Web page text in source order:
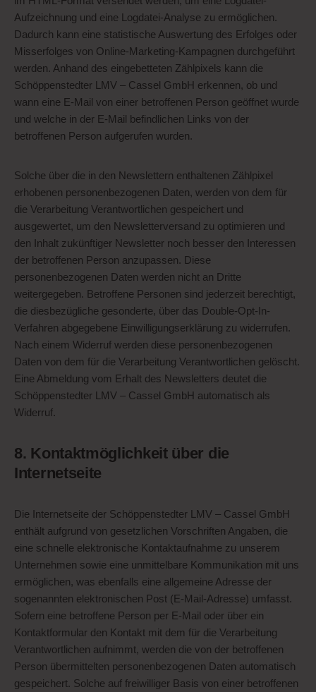
Aufzeichnung und eine Logdatei-Analyse zu ermöglichen.
Dadurch kann eine statistische Auswertung des Erfolges oder
Misserfolges von Online-Marketing-Kampagnen durchgeführt
werden. Anhand des eingebetteten Zählpixels kann die
Schöppenstedter LMV – Cassel GmbH erkennen, ob und
wann eine E-Mail von einer betroffenen Person geöffnet wurde
und welche in der E-Mail befindlichen Links von der
betroffenen Person aufgerufen wurden.
Solche über die in den Newslettern enthaltenen Zählpixel
erhobenen personenbezogenen Daten, werden von dem für
die Verarbeitung Verantwortlichen gespeichert und
ausgewertet, um den Newsletterversand zu optimieren und
den Inhalt zukünftiger Newsletter noch besser den Interessen
der betroffenen Person anzupassen. Diese
personenbezogenen Daten werden nicht an Dritte
weitergegeben. Betroffene Personen sind jederzeit berechtigt,
die diesbezügliche gesonderte, über das Double-Opt-In-
Verfahren abgegebene Einwilligungserklärung zu widerrufen.
Nach einem Widerruf werden diese personenbezogenen
Daten von dem für die Verarbeitung Verantwortlichen gelöscht.
Eine Abmeldung vom Erhalt des Newsletters deutet die
Schöppenstedter LMV – Cassel GmbH automatisch als
Widerruf.
8. Kontaktmöglichkeit über die
Internetseite
Die Internetseite der Schöppenstedter LMV – Cassel GmbH
enthält aufgrund von gesetzlichen Vorschriften Angaben, die
eine schnelle elektronische Kontaktaufnahme zu unserem
Unternehmen sowie eine unmittelbare Kommunikation mit uns
ermöglichen, was ebenfalls eine allgemeine Adresse der
sogenannten elektronischen Post (E-Mail-Adresse) umfasst.
Sofern eine betroffene Person per E-Mail oder über ein
Kontaktformular den Kontakt mit dem für die Verarbeitung
Verantwortlichen aufnimmt, werden die von der betroffenen
Person übermittelten personenbezogenen Daten automatisch
gespeichert. Solche auf freiwilliger Basis von einer betroffenen